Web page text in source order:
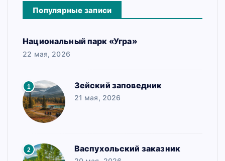
Популярные записи
Национальный парк «Угра»
22 мая, 2026
1 Зейский заповедник
21 мая, 2026
2 Васпухольский заказник